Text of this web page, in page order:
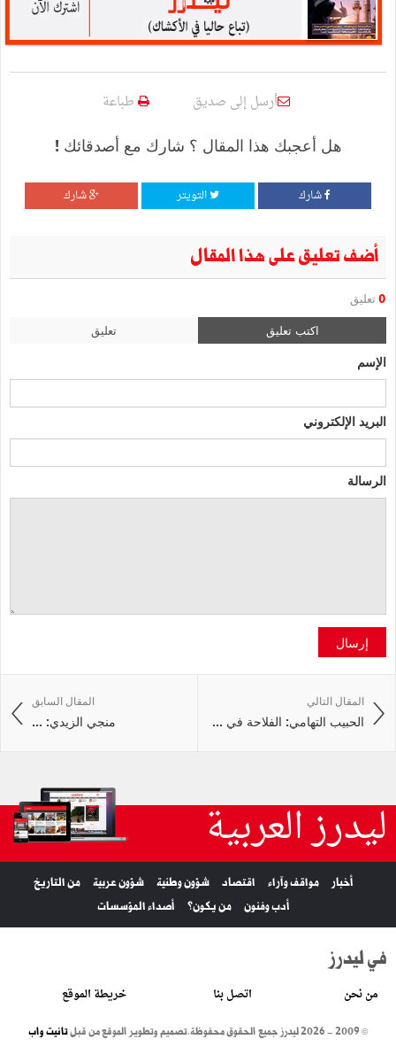
أرسل إلى صديق طباعة
هل أعجبك هذا المقال ؟ شارك مع أصدقائك !
شارك التويتر شارك
أضف تعليق على هذا المقال
0 تعليق
اكتب تعليق تعليق
الإسم
البريد الإلكتروني
الرسالة
إرسال
المقال السابق
منجي الزيدي: ...
المقال التالي
الحبيب التهامي: الفلاحة في ...
ليدرز العربية
أخبار مواقف وآراء اقتصاد شؤون وطنية شؤون عربية
من التاريخ
أدب وفنون
من يكون؟ أصداء المؤسسات
في ليدرز
من نحن اتصل بنا خريطة الموقع
© 2009 - 2026 ليدرز جميع الحقوق محفوظة. تصميم وتطوير الموقع من قبلتانيت واب